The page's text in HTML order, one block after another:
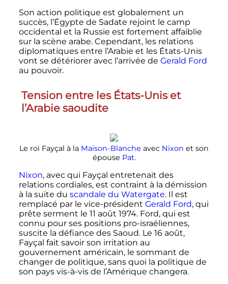
Son action politique est globalement un
succès, l’Égypte de Sadate rejoint le camp
occidental et la Russie est fortement affaiblie
sur la scène arabe. Cependant, les relations
diplomatiques entre l’Arabie et les États-Unis
vont se détériorer avec l’arrivée de Gerald Ford
au pouvoir.
Tension entre les États-Unis et
l’Arabie saoudite
Le roi Fayçal à la Maison-Blanche avec Nixon et son
épouse Pat.
Nixon, avec qui Fayçal entretenait des
relations cordiales, est contraint à la démission
à la suite du scandale du Watergate. Il est
remplacé par le vice-président Gerald Ford, qui
prête serment le 11 août 1974. Ford, qui est
connu pour ses positions pro-israéliennes,
suscite la défiance des Saoud. Le 16 août,
Fayçal fait savoir son irritation au
gouvernement américain, le sommant de
changer de politique, sans quoi la politique de
son pays vis-à-vis de l’Amérique changera.